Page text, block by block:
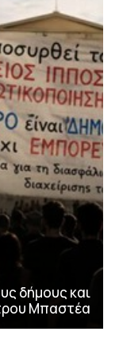
δήμους και
Μπαστέα